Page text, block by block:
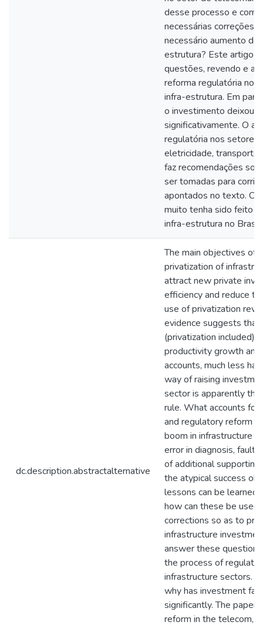
desse processo e
necessárias correções
necessário aumento
estrutura? Este artigo
questões, revendo e
reforma regulatória nos
infra-estrutura. Em
o investimento deixou
significativamente. O
regulatória nos setores
eletricidade, transporte
faz recomendações
ser tomadas para
apontados no texto.
muito tenha sido feito e
infra-estrutura no
dc.description.abstractalternative
The main objectives of
privatization of
attract new private
efficiency and reduce
use of privatization
evidence suggests
(privatization included)
productivity growth
accounts, much less
way of raising
sector is apparently
rule. What accounts
and regulatory reform
boom in infrastructure
error in diagnosis,
of additional
the atypical success
lessons can be learned
how can these be
corrections so as to
infrastructure
answer these
the process of
infrastructure sectors.
why has investment
significantly. The paper
reform in the telecom,